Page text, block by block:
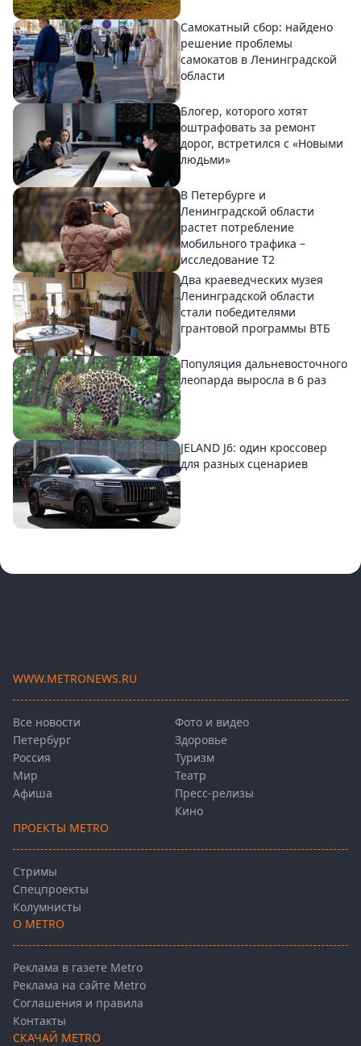
Самокатный сбор: найдено
решение проблемы
самокатов в Ленинградской
области
Блогер, которого хотят
оштрафовать за ремонт
дорог, встретился с «Новыми
людьми»
В Петербурге и
Ленинградской области
растет потребление
мобильного трафика –
исследование T2
Два краеведческих музея
Ленинградской области
стали победителями
грантовой программы ВТБ
Популяция дальневосточного
леопарда выросла в 6 раз
JELAND J6: один кроссовер
для разных сценариев
WWW.METRONEWS.RU
Все новости
Петербург
Россия
Мир
Афиша
Фото и видео
Здоровье
Туризм
Театр
Пресс-релизы
Кино
ПРОЕКТЫ METRO
Стримы
Спецпроекты
Колумнисты
О METRO
Реклама в газете Metro
Реклама на сайте Metro
Соглашения и правила
Контакты
СКАЧАЙ METRO